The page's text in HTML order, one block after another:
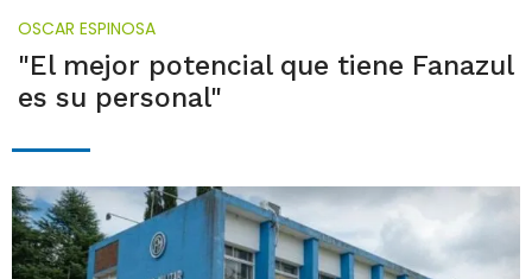
OSCAR ESPINOSA
"El mejor potencial que tiene Fanazul
es su personal"